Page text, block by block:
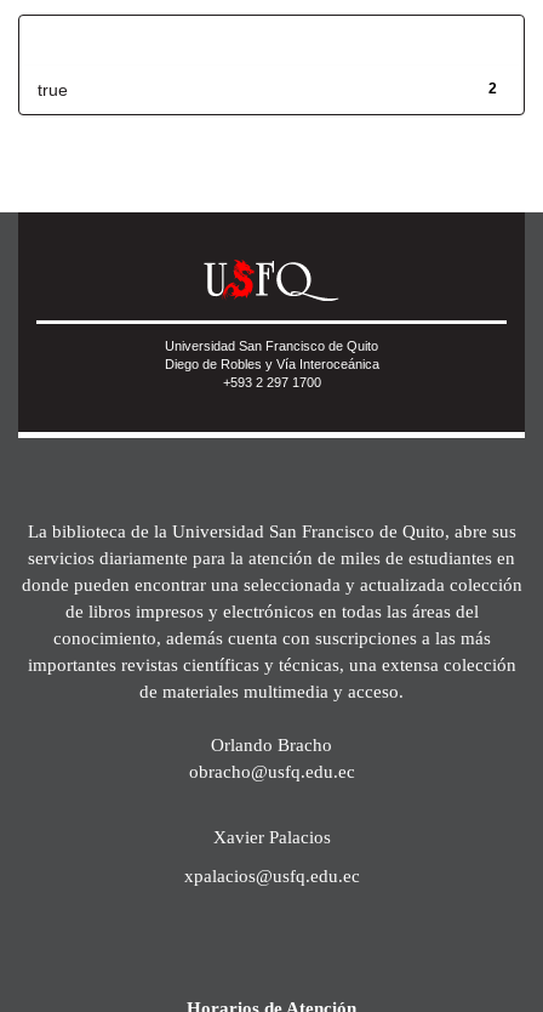
2
true
Universidad San Francisco de Quito
Diego de Robles y Vía Interoceánica
+593 2 297 1700
La biblioteca de la Universidad San Francisco de Quito, abre sus
servicios diariamente para la atención de miles de estudiantes en
donde pueden encontrar una seleccionada y actualizada colección
de libros impresos y electrónicos en todas las áreas del
conocimiento, además cuenta con suscripciones a las más
importantes revistas científicas y técnicas, una extensa colección
de materiales multimedia y acceso.
Orlando Bracho
obracho@usfq.edu.ec
Xavier Palacios
xpalacios@usfq.edu.ec
Horarios de Atención